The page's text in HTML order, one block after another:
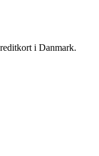
i Danmark.